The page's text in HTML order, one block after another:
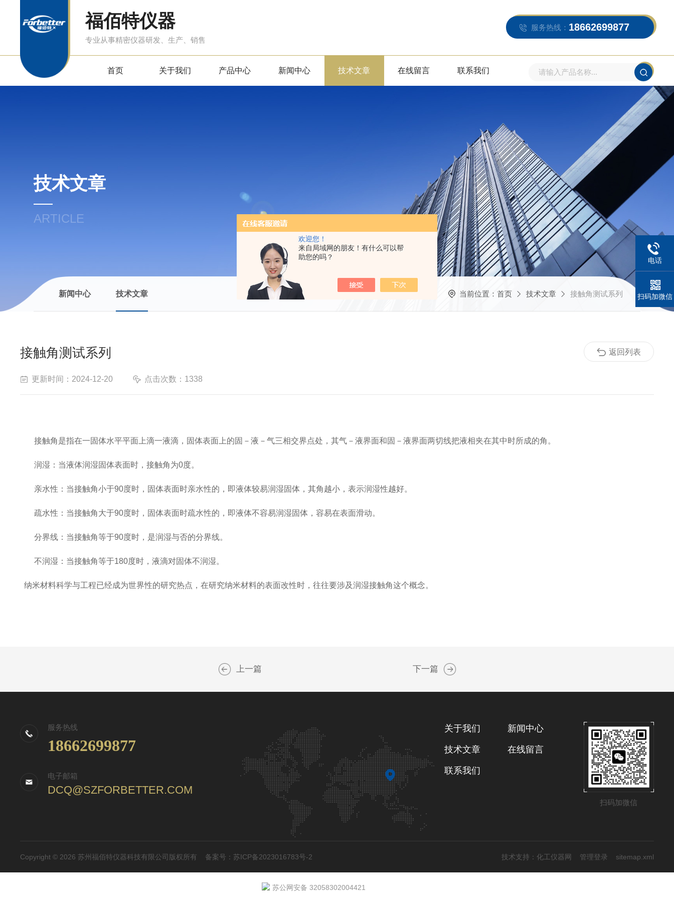
欢迎您！
来自局域网的朋友！有什么可以帮
助您的吗？
福佰特仪器
专业从事精密仪器研发、生产、销售
服务热线： 18662699877
首页 关于我们 产品中心 新闻中心 技术文章 在线留言 联系我们
技术文章
ARTICLE
新闻中心 技术文章 当前位置： 首页 技术文章 接触角测试系列
接触角测试系列
更新时间：2024-12-20 点击次数：1338
接触角是指在一固体水平平面上滴一液滴，固体表面上的固－液－气三相交界点处，其气－液界面和固－液界面两切线把液相夹在其中时所成的角。
润湿：当液体润湿固体表面时，接触角为0度。
亲水性：当接触角小于90度时，固体表面时亲水性的，即液体较易润湿固体，其角越小，表示润湿性越好。
疏水性：当接触角大于90度时，固体表面时疏水性的，即液体不容易润湿固体，容易在表面滑动。
分界线：当接触角等于90度时，是润湿与否的分界线。
不润湿：当接触角等于180度时，液滴对固体不润湿。
纳米材料科学与工程已经成为世界性的研究热点，在研究纳米材料的表面改性时，往往要涉及润湿接触角这个概念。
返回列表
上一篇 下一篇
服务热线
18662699877
电子邮箱
DCQ@SZFORBETTER.COM
扫码加微信
关于我们 新闻中心
技术文章 在线留言
联系我们
Copyright © 2026 苏州福佰特仪器科技有限公司版权所有 备案号：苏ICP备2023016783号-2 技术支持： 化工仪器网 管理登录 sitemap.xml
电话
扫码加微信
苏公网安备 32058302004421